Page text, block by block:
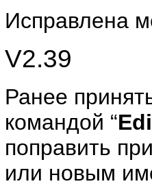
Исправлена
V2.39
Ранее
командой “
поправить
или новым